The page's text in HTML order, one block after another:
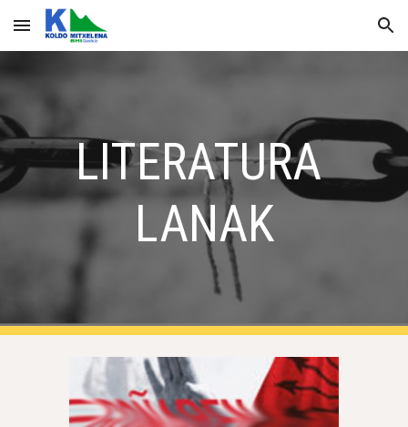
Skip to main content Skip to navigation
LITERATURA
LANAK